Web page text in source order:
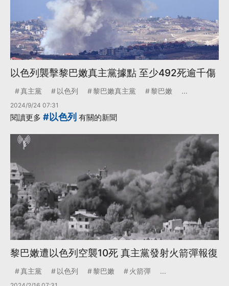
以色列襲擊黎巴嫩真主黨據點 至少492死逾千傷
真主黨 以色列 黎巴嫩真主黨 黎巴嫩 ...
2024/9/24 07:31
閱讀更多 #以色列 有關的新聞
黎巴嫩遭以色列空襲10死 真主黨發射火箭彈報復
真主黨 以色列 黎巴嫩 火箭彈 ...